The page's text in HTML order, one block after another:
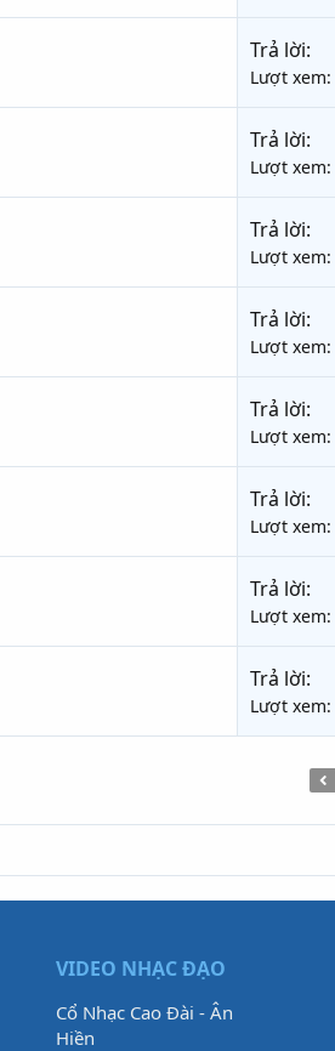
Trả lời
Lượt xem
Trả lời
Lượt xem
Trả lời
Lượt xem
Trả lời
Lượt xem
Trả lời
Lượt xem
Trả lời
Lượt xem
Trả lời
Lượt xem
Trả lời
Lượt xem
VIDEO NHẠC ĐẠO
Cổ Nhạc Cao Đài - Ân
Hiền